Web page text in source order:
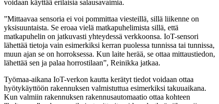
voidaan käyttää erilaisia salausavaimia.
”Mittaavaa sensoria ei voi pommittaa viesteillä, sillä liikenne on
yksisuuntaista. Se eroaa vielä matkapuhelimista sillä, että
matkapuhelin on jatkuvasti yhteydessä verkkoonsa. IoT-sensori
lähettää tietoja vain esimerkiksi kerran puolessa tunnissa tai tunnissa,
muun ajan se on horroksessa. Kun laite herää, se ottaa mittaustiedon,
lähettää sen ja palaa horrostilaan”, Reinikka jatkaa.
Työmaa-aikana IoT-verkon kautta kerätyt tiedot voidaan ottaa
hyötykäyttöön rakennuksen valmistuttua esimerkiksi takuuaikana.
Kun valmiin rakennuksen rakennusautomaatio ottaa kohteen